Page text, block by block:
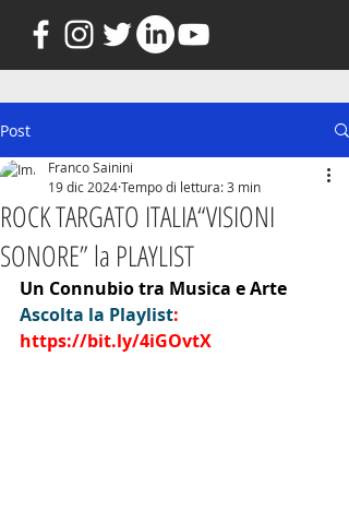
Post
ROCK TARGATO ITALIA“VISIONI
SONORE” la PLAYLIST
Franco Sainini
19 dic 2024Tempo di lettura: 3 min
Un Connubio tra Musica e Arte
Ascolta la Playlist:
https://bit.ly/4iGOvtX